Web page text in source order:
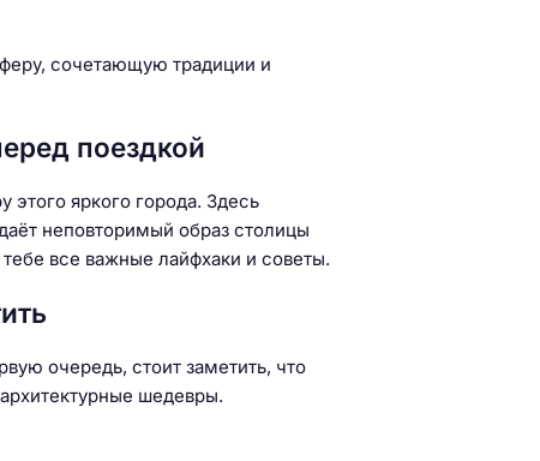
сочетающую традиции и
поездкой
этого яркого города. Здесь
неповторимый образ столицы
все важные лайфхаки и советы.
очередь, стоит заметить, что
шедевры.